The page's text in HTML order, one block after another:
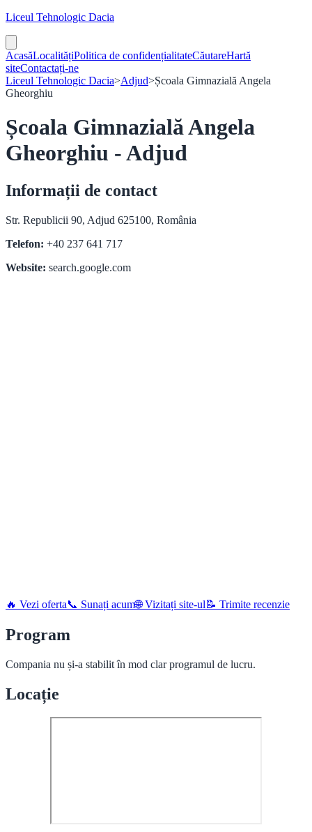
Liceul Tehnologic Dacia
AcasăLocalitățiPolitica de confidențialitateCăutareHartă
siteContactați-ne
Liceul Tehnologic Dacia>Adjud>Școala Gimnazială Angela
Gheorghiu
Școala Gimnazială Angela
Gheorghiu - Adjud
Informații de contact
Str. Republicii 90, Adjud 625100, România
Telefon: +40 237 641 717
Website: search.google.com
🔥 Vezi oferta📞 Sunați acum🌐 Vizitați site-ul 📝 Trimite recenzie
Program
Compania nu și-a stabilit în mod clar programul de lucru.
Locație